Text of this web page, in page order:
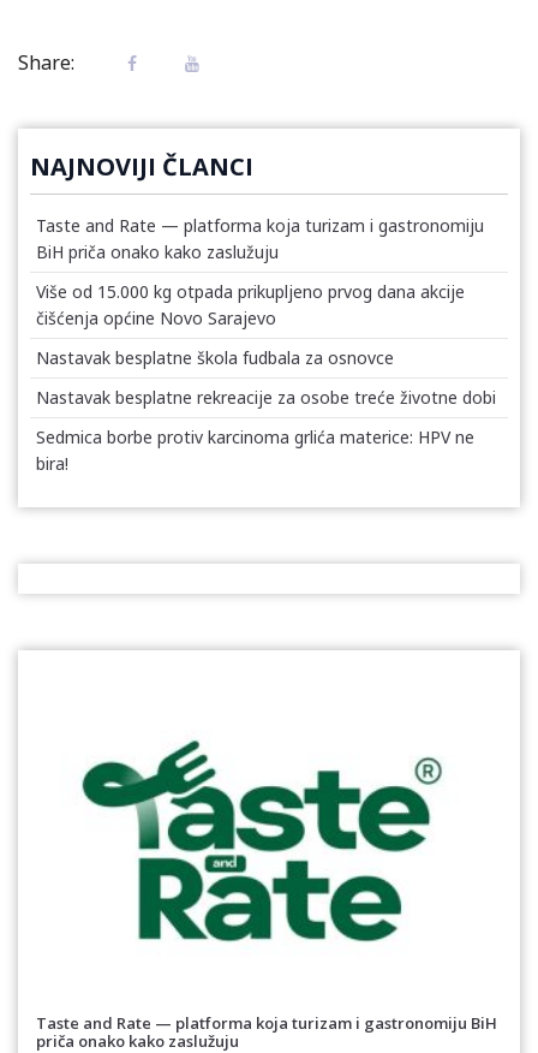
Share:
NAJNOVIJI ČLANCI
Taste and Rate — platforma koja turizam i gastronomiju
BiH priča onako kako zaslužuju
Više od 15.000 kg otpada prikupljeno prvog dana akcije
čišćenja općine Novo Sarajevo
Nastavak besplatne škola fudbala za osnovce
Nastavak besplatne rekreacije za osobe treće životne dobi
Sedmica borbe protiv karcinoma grlića materice: HPV ne
bira!
Taste and Rate — platforma koja turizam i gastronomiju BiH
priča onako kako zaslužuju